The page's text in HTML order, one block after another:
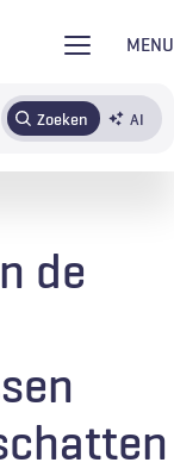
MENU
Zoeken AI
de